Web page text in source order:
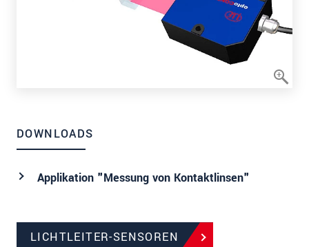
DOWNLOADS
Applikation "Messung von Kontaktlinsen"
LICHTLEITER-SENSOREN